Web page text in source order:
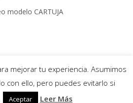
modelo CARTUJA
|Términos y
de cookies
Desarrollo
mejorar tu experiencia. Asumimos
con ello, pero puedes evitarlo si
Aceptar Leer Más